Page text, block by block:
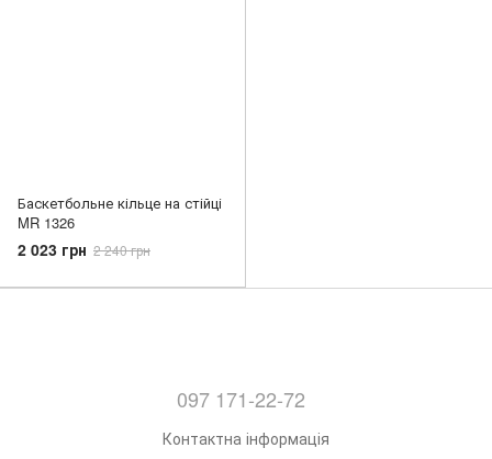
Баскетбольне кільце на стійці
MR 1326
2 023 грн 2 240 грн
097 171-22-72
Контактна інформація